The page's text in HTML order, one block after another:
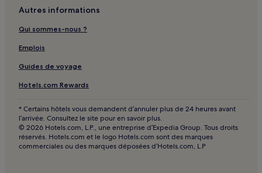
Autres informations
Qui sommes-nous ?
Emplois
Guides de voyage
Hotels.com Rewards
* Certains hôtels vous demandent d’annuler plus de 24 heures avant
l’arrivée. Consultez le site pour en savoir plus.
© 2026 Hotels.com, L.P., une entreprise d’Expedia Group. Tous droits
réservés. Hotels.com et le logo Hotels.com sont des marques
commerciales ou des marques déposées d’Hotels.com, L.P